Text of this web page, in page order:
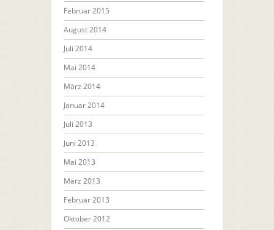
Februar 2015
August 2014
Juli 2014
Mai 2014
März 2014
Januar 2014
Juli 2013
Juni 2013
Mai 2013
März 2013
Februar 2013
Oktober 2012